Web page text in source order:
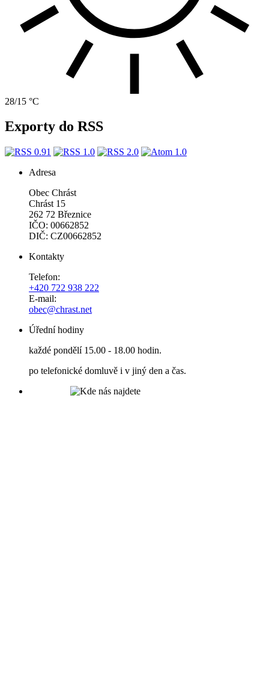
28/15 °C
Exporty do RSS
Adresa
Obec Chrást
Chrást 15
262 72 Březnice
IČO: 00662852
DIČ: CZ00662852
Kontakty
Telefon:
+420 722 938 222
E-mail:
obec@chrast.net
Úřední hodiny
každé pondělí 15.00 - 18.00 hodin.
po telefonické domluvě i v jiný den a čas.